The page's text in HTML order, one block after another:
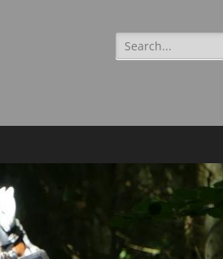
Suchen
nach: